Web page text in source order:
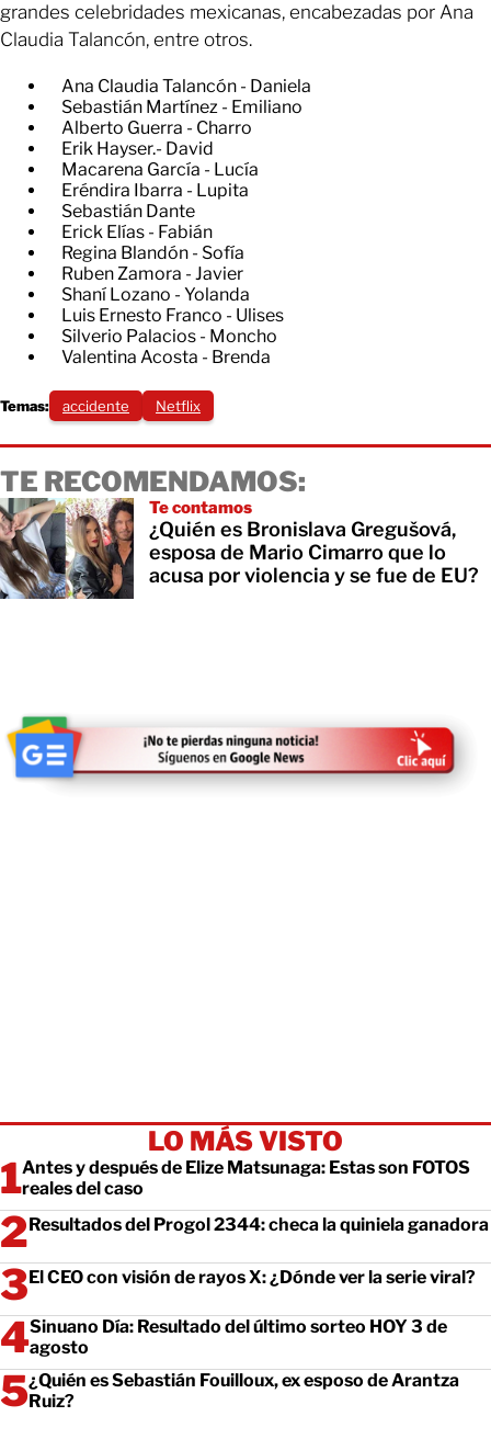
grandes celebridades mexicanas, encabezadas por Ana
Claudia Talancón, entre otros.
Ana Claudia Talancón - Daniela
Sebastián Martínez - Emiliano
Alberto Guerra - Charro
Erik Hayser.- David
Macarena García - Lucía
Eréndira Ibarra - Lupita
Sebastián Dante
Erick Elías - Fabián
Regina Blandón - Sofía
Ruben Zamora - Javier
Shaní Lozano - Yolanda
Luis Ernesto Franco - Ulises
Silverio Palacios - Moncho
Valentina Acosta - Brenda
Temas: accidente Netflix
TE RECOMENDAMOS:
Te contamos
¿Quién es Bronislava Gregušová,
esposa de Mario Cimarro que lo
acusa por violencia y se fue de EU?
LO MÁS VISTO
Antes y después de Elize Matsunaga: Estas son FOTOS
reales del caso
Resultados del Progol 2344: checa la quiniela ganadora
El CEO con visión de rayos X: ¿Dónde ver la serie viral?
Sinuano Día: Resultado del último sorteo HOY 3 de
agosto
¿Quién es Sebastián Fouilloux, ex esposo de Arantza
Ruiz?